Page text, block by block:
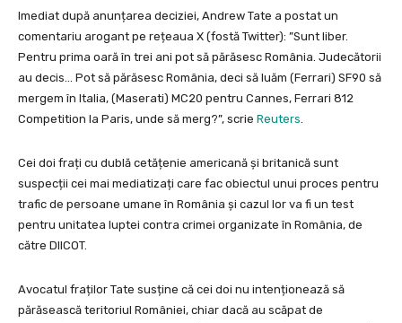
Imediat după anunțarea deciziei, Andrew Tate a postat un
comentariu arogant pe rețeaua X (fostă Twitter): ”Sunt liber.
Pentru prima oară în trei ani pot să părăsesc România. Judecătorii
au decis… Pot să părăsesc România, deci să luăm (Ferrari) SF90 să
mergem în Italia, (Maserati) MC20 pentru Cannes, Ferrari 812
Competition la Paris, unde să merg?”, scrie Reuters.
Cei doi frați cu dublă cetățenie americană și britanică sunt
suspecții cei mai mediatizați care fac obiectul unui proces pentru
trafic de persoane umane în România și cazul lor va fi un test
pentru unitatea luptei contra crimei organizate în România, de
către DIICOT.
Avocatul fraților Tate susține că cei doi nu intenționează să
părăsească teritoriul României, chiar dacă au scăpat de